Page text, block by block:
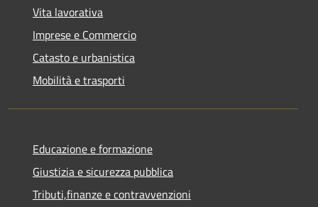
Vita lavorativa
Imprese e Commercio
Catasto e urbanistica
Mobilità e trasporti
Educazione e formazione
Giustizia e sicurezza pubblica
Tributi,finanze e contravvenzioni